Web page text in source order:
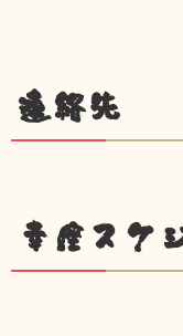
連絡先
幸座スケ